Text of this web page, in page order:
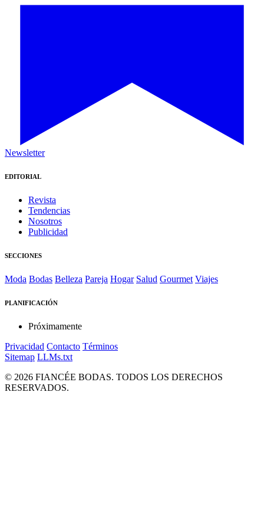
Newsletter
EDITORIAL
Revista
Tendencias
Nosotros
Publicidad
SECCIONES
Moda Bodas Belleza Pareja Hogar Salud Gourmet Viajes
PLANIFICACIÓN
Próximamente
Privacidad Contacto Términos
Sitemap LLMs.txt
© 2026 FIANCÉE BODAS. TODOS LOS DERECHOS
RESERVADOS.